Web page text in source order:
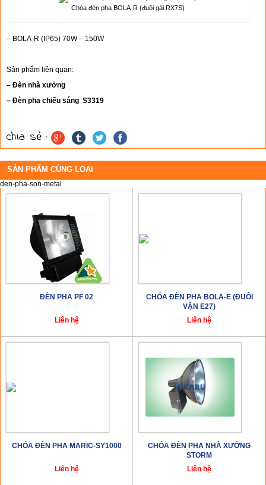
Chóa đèn pha BOLA-R (đuôi gài RX7S)
– BOLA-R (IP65) 70W – 150W
Sản phẩm liên quan:
– Đèn nhà xưởng
– Đèn pha chiếu sáng S3319
chia sẻ :
SẢN PHẨM CÙNG LOẠI
den-pha-son-metal
ĐÈN PHA PF 02
Liên hệ
CHÓA ĐÈN PHA BOLA-E (ĐUÔI
VẶN E27)
Liên hệ
CHÓA ĐÈN PHA MARIC-SY1000
Liên hệ
CHÓA ĐÈN PHA NHÀ XƯỞNG
STORM
Liên hệ